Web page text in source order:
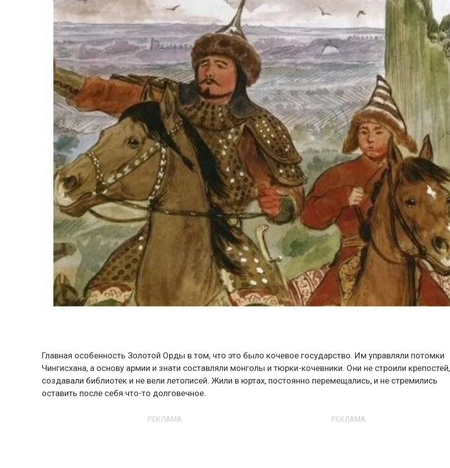
Главная особенность Золотой Орды в том, что это было кочевое государство. Им управляли потомки
Чингисхана, а основу армии и знати составляли монголы и тюрки-кочевники. Они не строили
создавали библиотек и не вели летописей. Жили в юртах, постоянно перемещались, и не стремились
оставить после себя что-то долговечное.
РЕКЛАМА РЕКЛАМА